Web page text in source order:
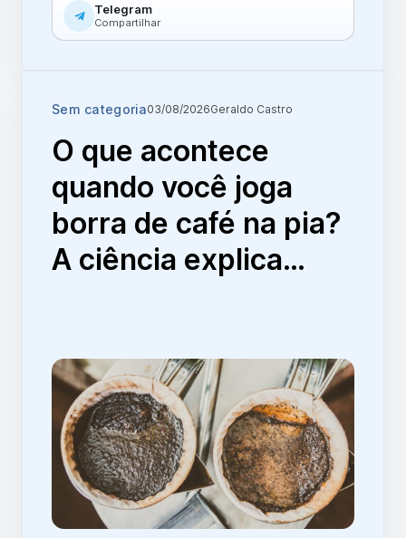
Telegram
Compartilhar
Sem categoria03/08/2026Geraldo Castro
O que acontece
quando você joga
borra de café na pia?
A ciência explica…